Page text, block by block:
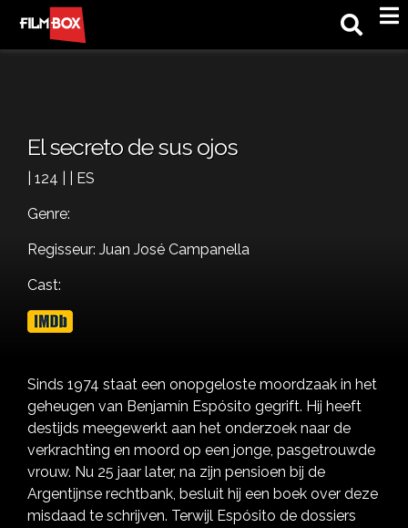
El secreto de sus ojos
| 124 | | ES
Genre:
Regisseur: Juan José Campanella
Cast:
Sinds 1974 staat een onopgeloste moordzaak in het
geheugen van Benjamín Espósito gegrift. Hij heeft
destijds meegewerkt aan het onderzoek naar de
verkrachting en moord op een jonge, pasgetrouwde
vrouw. Nu 25 jaar later, na zijn pensioen bij de
Argentijnse rechtbank, besluit hij een boek over deze
misdaad te schrijven. Terwijl Espósito de dossiers